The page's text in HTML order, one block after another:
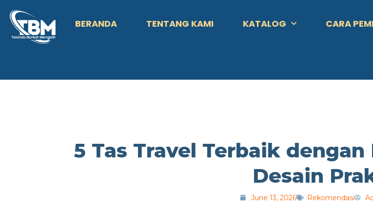
BERANDA TENTANG KAMI KATALOG CARA
5 Tas Travel Terbaik
Desain
June 13, 2026 Rekomendasi